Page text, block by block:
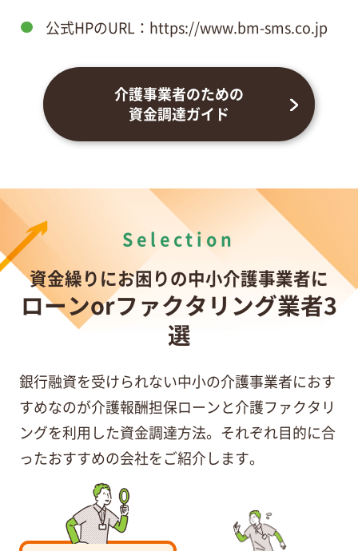
公式HPのURL：https://www.bm-sms.co.jp
介護事業者のための
資金調達ガイド
Selection
資金繰りにお困りの中小介護事業者に
ローンorファクタリング業者3
選
銀行融資を受けられない中小の介護事業者におす
すめなのが介護報酬担保ローンと介護ファクタリ
ングを利用した資金調達方法。それぞれ目的に合
ったおすすめの会社をご紹介します。